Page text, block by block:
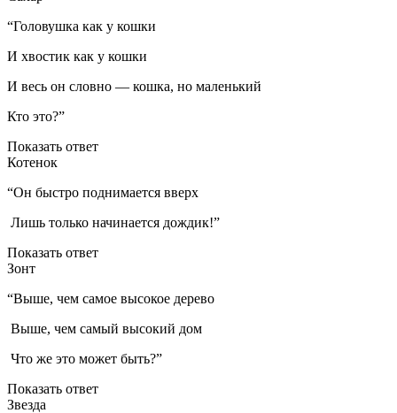
“Головушка как у кошки
И хвостик как у кошки
И весь он словно — кошка, но маленький
Кто это?”
Показать ответ
Котенок
“Он быстро поднимается вверх
Лишь только начинается дождик!”
Показать ответ
Зонт
“Выше, чем самое высокое дерево
Выше, чем самый высокий дом
Что же это может быть?”
Показать ответ
Звезда